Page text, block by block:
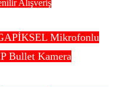
Alışveriş
Mikrofonlu
Bullet Kamera